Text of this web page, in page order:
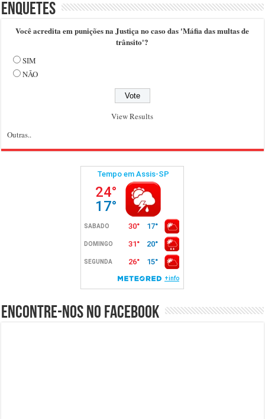
Enquetes
Você acredita em punições na Justiça no caso das 'Máfia das multas de
trânsito'?
SIM
NÃO
View Results
Outras..
Encontre-nos no Facebook